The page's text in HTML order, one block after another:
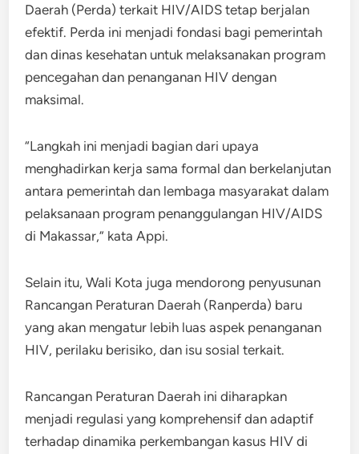
Daerah (Perda) terkait HIV/AIDS tetap berjalan
efektif. Perda ini menjadi fondasi bagi pemerintah
dan dinas kesehatan untuk melaksanakan program
pencegahan dan penanganan HIV dengan
maksimal.
“Langkah ini menjadi bagian dari upaya
menghadirkan kerja sama formal dan berkelanjutan
antara pemerintah dan lembaga masyarakat dalam
pelaksanaan program penanggulangan HIV/AIDS
di Makassar,” kata Appi.
Selain itu, Wali Kota juga mendorong penyusunan
Rancangan Peraturan Daerah (Ranperda) baru
yang akan mengatur lebih luas aspek penanganan
HIV, perilaku berisiko, dan isu sosial terkait.
Rancangan Peraturan Daerah ini diharapkan
menjadi regulasi yang komprehensif dan adaptif
terhadap dinamika perkembangan kasus HIV di